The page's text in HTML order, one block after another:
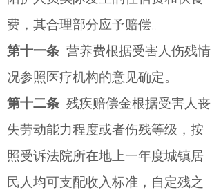
费，其合理部分应予赔偿。
第十一条 营养费根据受害人伤残情
况参照医疗机构的意见确定。
第十二条 残疾赔偿金根据受害人丧
失劳动能力程度或者伤残等级，按
照受诉法院所在地上一年度城镇居
民人均可支配收入标准，自定残之